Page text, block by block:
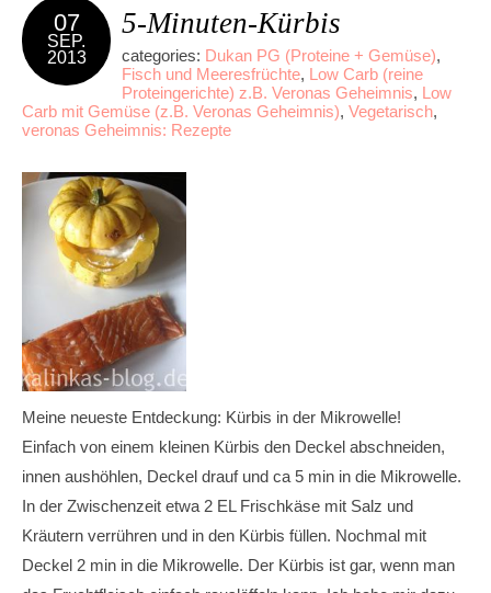
07
SEP.
2013
5-Minuten-Kürbis
categories: Dukan PG (Proteine + Gemüse),
Fisch und Meeresfrüchte, Low Carb (reine
Proteingerichte) z.B. Veronas Geheimnis, Low
Carb mit Gemüse (z.B. Veronas Geheimnis), Vegetarisch,
veronas Geheimnis: Rezepte
Meine neueste Entdeckung: Kürbis in der Mikrowelle!
Einfach von einem kleinen Kürbis den Deckel abschneiden,
innen aushöhlen, Deckel drauf und ca 5 min in die Mikrowelle.
In der Zwischenzeit etwa 2 EL Frischkäse mit Salz und
Kräutern verrühren und in den Kürbis füllen. Nochmal mit
Deckel 2 min in die Mikrowelle. Der Kürbis ist gar, wenn man